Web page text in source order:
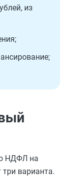
из
НДФЛ на
варианта.